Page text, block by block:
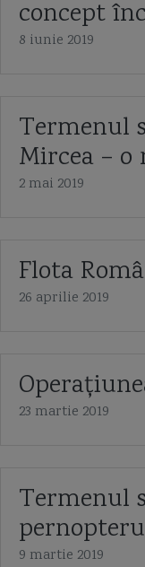
concept
8 iunie 2019
Termenul
Mircea – o
2 mai 2019
Flota
26 aprilie 2019
23 martie 2019
Termenul
9 martie 2019